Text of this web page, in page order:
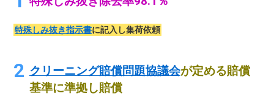
特殊しみ抜き指示書に記入し集荷依頼
クリーニング賠償問題協議会が定める賠償
基準に準拠し賠償